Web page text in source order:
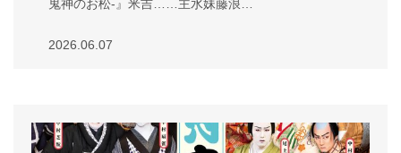
鬼神のお松-』米吉……主水妹藤浪…
2026.06.07